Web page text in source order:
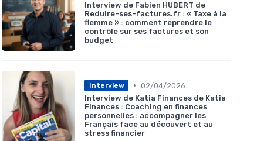
Interview de Fabien HUBERT de
Reduire-ses-factures.fr : « Taxe à la
flemme » : comment reprendre le
contrôle sur ses factures et son
budget
Interview • 02/04/2026
Interview de Katia Finances de Katia
Finances : Coaching en finances
personnelles : accompagner les
Français face au découvert et au
stress financier